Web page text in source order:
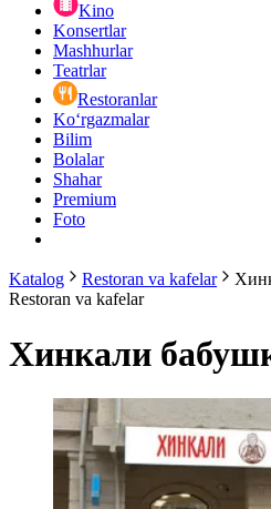
Kino
Konsertlar
Mashhurlar
Teatrlar
Restoranlar
Ko‘rgazmalar
Bilim
Bolalar
Shahar
Premium
Foto
Katalog Restoran va kafelar
Restoran va kafelar
Хинкали